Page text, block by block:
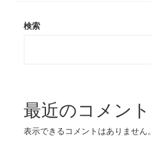
検索
最近のコメント
表示できるコメントはありません。